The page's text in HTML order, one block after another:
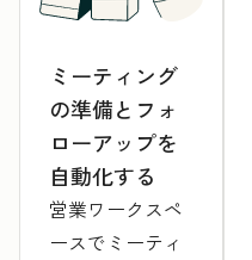
ミーティング
の準備とフォ
ローアップを
自動化する
営業ワークスペ
ースでミーティ